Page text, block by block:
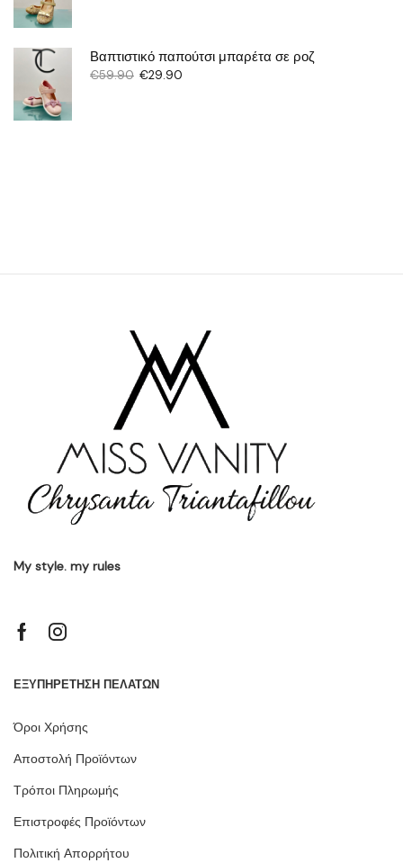
Βαπτιστικό παπούτσι μπαρέτα σε ροζ
€59.90 €29.90
My style. my rules
ΕΞΥΠΗΡΕΤΗΣΗ ΠΕΛΑΤΩΝ
Όροι Χρήσης
Αποστολή Προϊόντων
Τρόποι Πληρωμής
Επιστροφές Προϊόντων
Πολιτική Απορρήτου